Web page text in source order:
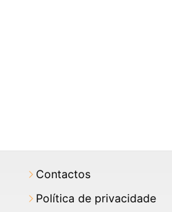
Contactos
Política de privacidade